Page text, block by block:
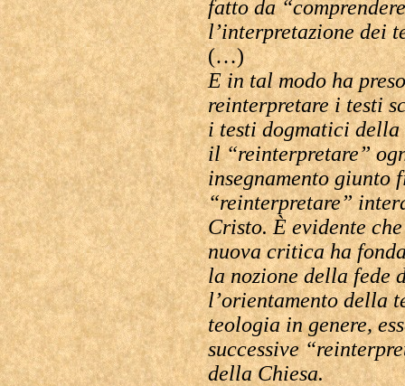
fatto da
l’interpretazione dei
(…)
E in tal modo ha
reinterpretare i testi
i testi dogmatici della
il “reinterpretare”
insegnamento giunto
“reinterpretare”
Cristo. È evidente
nuova critica ha
la nozione della fede
l’orientamento della
teologia in genere,
successive
della Chiesa.